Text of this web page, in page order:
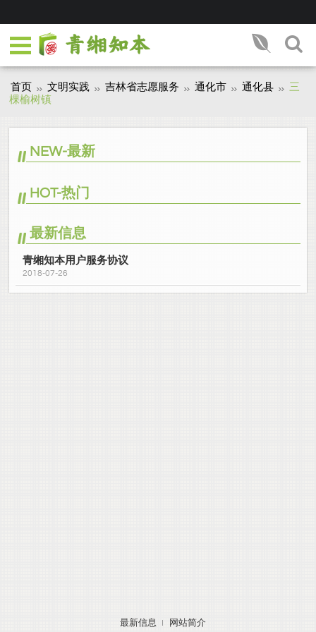
首页 文明实践 吉林省志愿服务 通化市 通化县
三
棵榆树镇
NEW-最新
HOT-热门
最新信息
青缃知本用户服务协议
2018-07-26
最新信息 网站简介